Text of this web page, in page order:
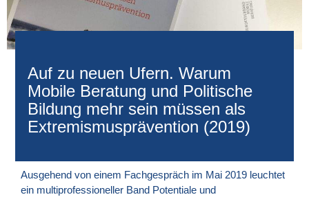
Auf zu neuen Ufern. Warum
Mobile Beratung und Politische
Bildung mehr sein müssen als
Extremismusprävention (2019)
Ausgehend von einem Fachgespräch im Mai 2019 leuchtet
ein multiprofessioneller Band Potentiale und